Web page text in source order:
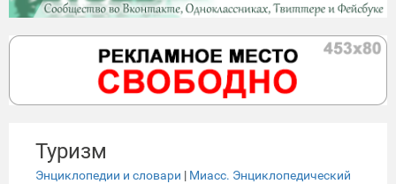
Туризм
Энциклопедии и словари | Миасс. Энциклопедический